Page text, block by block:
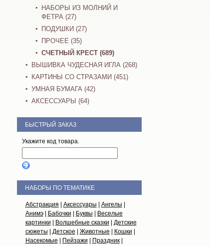
НАБОРЫ ИЗ МОЛНИЙ И
ФЕТРА (27)
ПОДУШКИ (27)
ПРОЧЕЕ (35)
СЧЕТНЫЙ КРЕСТ (689)
ВЫШИВКА ЧУДЕСНАЯ ИГЛА (268)
КАРТИНЫ СО СТРАЗАМИ (451)
УМНАЯ БУМАГА (42)
АКСЕССУАРЫ (64)
БЫСТРЫЙ ЗАКАЗ
Укажите код товара.
НАБОРЫ ПО ТЕМАТИКЕ
Абстракция Аксессуары Ангелы
Анимэ| Бабочки Буквы
Веселые
картинки
Волшебные сказки
Детские
сюжеты
Детское Животные Кошки
Насекомые
Пейзажи Праздник|